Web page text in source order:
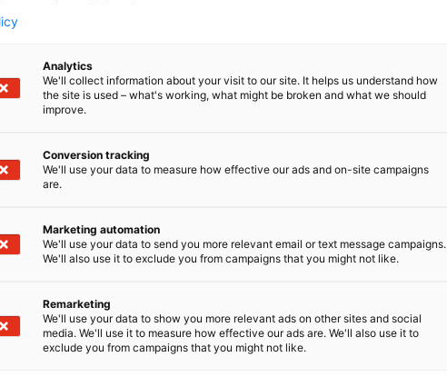
8.–10.10.2026
ja tärkein maa- ja metsätalousalan
joka toinen vuosi järjestettävän,
helppo tulla kaikkialta Suomesta.
Analytics
We'll collect information about your visit to our site. It helps us understand how
the site is used – what's working, what might be broken and what we should
improve.
Conversion tracking
We'll use your data to measure how effective our ads and on-site campaigns
are.
Marketing automation
We'll use your data to send you more relevant email or text message campaigns.
We'll also use it to exclude you from campaigns that you might not like.
Remarketing
We'll use your data to show you more relevant ads on other sites and social
media. We'll use it to measure how effective our ads are. We'll also use it to
exclude you from campaigns that you might not like.